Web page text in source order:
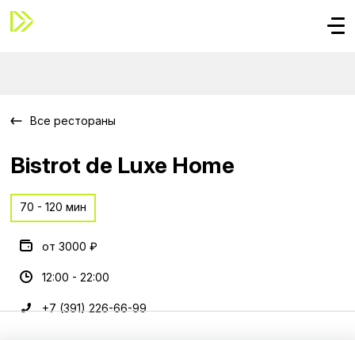
Все рестораны
Bistrot de Luxe Home
70 - 120 мин
от 3000 ₽
12:00 - 22:00
+7 (391) 226-66-99